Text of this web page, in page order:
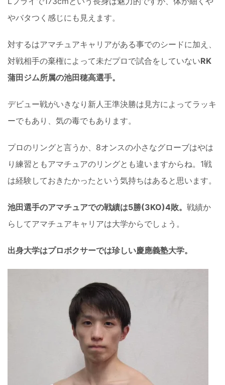
やバタつく感じにも見えます。
対するはアマチュアキャリアがある事でのシードに加え、
対戦相手の棄権によって未だプロで試合をしていないRK
蒲田ジム所属の池田穂高選手。
デビュー戦がいきなり新人王準決勝は見方によってラッキ
ーでもあり、気の毒でもあります。
プロのリングと言うか、8オンスの小さなグローブはやは
り練習ともアマチュアのリングとも違いますからね。1戦
は経験しておきたかったという気持ちはあると思います。
池田選手のアマチュアでの戦績は5勝(3KO)4敗。 戦績か
らしてアマチュアキャリアは大学からでしょう。
出身大学はプロボクサーでは珍しい慶應義塾大学。